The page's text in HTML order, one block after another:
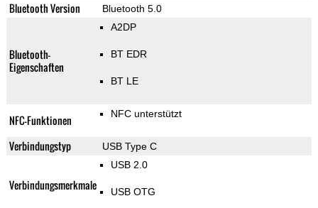
Bluetooth Version Bluetooth 5.0
Bluetooth-
Eigenschaften
A2DP
BT EDR
BT LE
NFC-Funktionen NFC unterstützt
Verbindungstyp USB Type C
Verbindungsmerkmale
USB 2.0
USB OTG